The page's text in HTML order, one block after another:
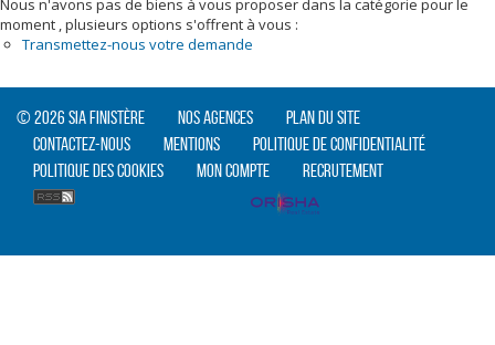
Nous n'avons pas de biens à vous proposer dans la catégorie pour le
moment , plusieurs options s'offrent à vous :
Transmettez-nous votre demande
© 2026 SIA Finistère Nos agences
Plan du site
Contactez-nous
Mentions
Politique de confidentialité
Politique des cookies
Mon compte Recrutement